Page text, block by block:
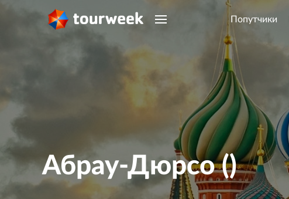
Попутчики
Абрау-Дюрсо ()